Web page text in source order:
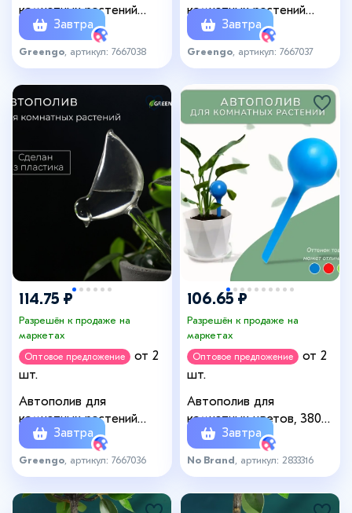
комнатных растений
«Сердце», 190 мл, ПВХ,
Greengo
Завтра
Greengo , артикул: 7667038
комнатных растений
«Звезда», 100 мл, ПВХ,
Greengo
Завтра
Greengo , артикул: 7667037
114.75 ₽
Разрешён к продаже на
маркетах
Оптовое предложение
от 2
шт.
Автополив для
комнатных растений
«Птичка», 90 мл, ПВХ,
Greengo
Завтра
Greengo , артикул: 7667036
+7
106.65 ₽
Разрешён к продаже на
маркетах
Оптовое предложение
от 2
шт.
Автополив для
комнатных цветов, 380
мл, h=16 см, пластик,
МИКС
Завтра
No Brand , артикул: 2833316